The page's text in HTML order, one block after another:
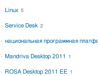
Linux 5
Service Desk 2
национальная программная
Mandriva Desktop 2011 1
ROSA Desktop 2011 EE 1